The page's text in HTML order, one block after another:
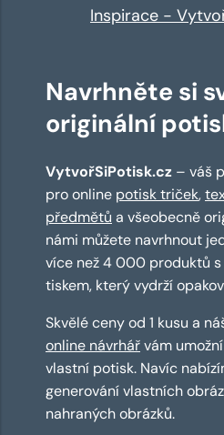
Inspirace -
Navrhněte si
originální
VytvořSiPotisk.cz – váš
pro online potisk triček,
předmětů a všeobecně
námi můžete navrhnout
více než 4 000 produktů
tiskem, který vydrží
Skvělé ceny od 1 kusu a
online návrhářvám
vlastní potisk. Navíc
generování vlastních
nahraných obrázků.